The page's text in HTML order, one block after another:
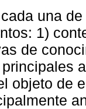
una
1)
de
objeto de